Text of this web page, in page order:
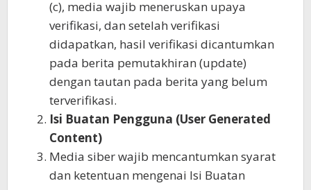
(c), media wajib meneruskan upaya
verifikasi, dan setelah verifikasi
didapatkan, hasil verifikasi dicantumkan
pada berita pemutakhiran (update)
dengan tautan pada berita yang belum
terverifikasi.
Isi Buatan Pengguna (User Generated
Content)
Media siber wajib mencantumkan syarat
dan ketentuan mengenai Isi Buatan